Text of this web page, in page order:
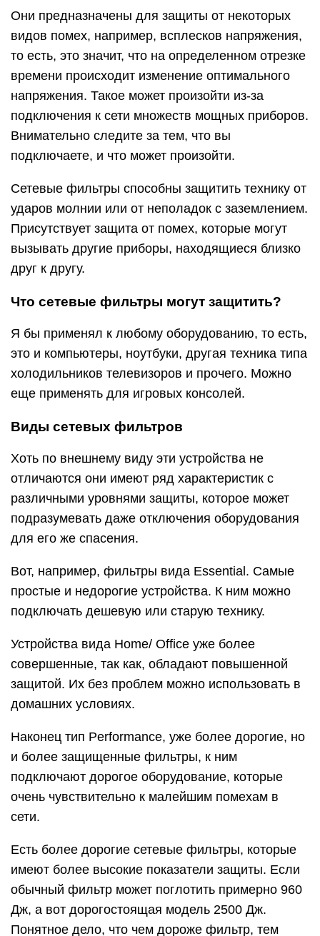
Они предназначены для защиты от некоторых
видов помех, например, всплесков напряжения,
то есть, это значит, что на определенном отрезке
времени происходит изменение оптимального
напряжения. Такое может произойти из-за
подключения к сети множеств мощных приборов.
Внимательно следите за тем, что вы
подключаете, и что может произойти.
Сетевые фильтры способны защитить технику от
ударов молнии или от неполадок с заземлением.
Присутствует защита от помех, которые могут
вызывать другие приборы, находящиеся близко
друг к другу.
Что сетевые фильтры могут защитить?
Я бы применял к любому оборудованию, то есть,
это и компьютеры, ноутбуки, другая техника типа
холодильников телевизоров и прочего. Можно
еще применять для игровых консолей.
Виды сетевых фильтров
Хоть по внешнему виду эти устройства не
отличаются они имеют ряд характеристик с
различными уровнями защиты, которое может
подразумевать даже отключения оборудования
для его же спасения.
Вот, например, фильтры вида Essential. Самые
простые и недорогие устройства. К ним можно
подключать дешевую или старую технику.
Устройства вида Home/ Office уже более
совершенные, так как, обладают повышенной
защитой. Их без проблем можно использовать в
домашних условиях.
Наконец тип Performance, уже более дорогие, но
и более защищенные фильтры, к ним
подключают дорогое оборудование, которые
очень чувствительно к малейшим помехам в
сети.
Есть более дорогие сетевые фильтры, которые
имеют более высокие показатели защиты. Если
обычный фильтр может поглотить примерно 960
Дж, а вот дорогостоящая модель 2500 Дж.
Понятное дело, что чем дороже фильтр, тем